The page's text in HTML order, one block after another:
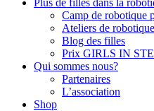
Plus de filles dans la
Camp de robotique
Ateliers de
Blog des filles
Prix GIRLS IN
Qui sommes nous?
Partenaires
L’association
Shop